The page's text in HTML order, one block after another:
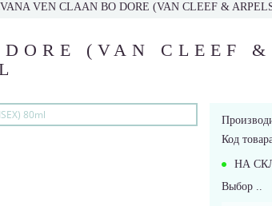
VEN CLAAN BO DORE (VAN CLEEF &
(VAN CLEEF &
Код
НА
Выбор ..